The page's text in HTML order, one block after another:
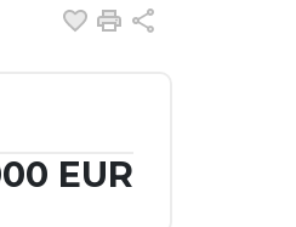
Dodaj do
Drukuj
EUR